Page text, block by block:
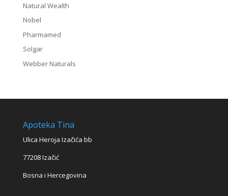
Natural Wealth
Nobel
Pharmamed
Solgar
Webber Naturals
Apoteka Tina
Ulica Heroja Izačića bb
77208 Izačić
Bosna i Hercegovina